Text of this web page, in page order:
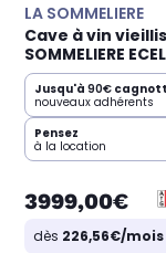
LA SOMMELIERE
Cave à vin
SOMMELIERE
Jusqu'à 90€
nouveaux adhérents
Pensez
à la location
3999,00€
dès 226,56€/mois